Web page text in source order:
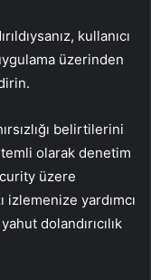
kullanıcı
üzerinden
belirtilerini
olarak denetim
üzere
izlemenize yardımcı
dolandırıcılık